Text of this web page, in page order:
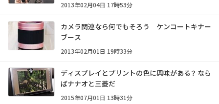
2013年02月04日 17時53分
カメラ関連なら何でもそろう ケンコートキナー
ブース
2013年02月01日 19時33分
ディスプレイとプリントの色に興味がある？ なら
ばナナオと三菱だ
2015年07月01日 13時31分